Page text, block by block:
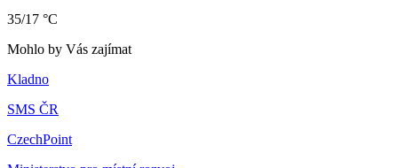
35/17 °C
Mohlo by Vás zajímat
Kladno
SMS ČR
CzechPoint